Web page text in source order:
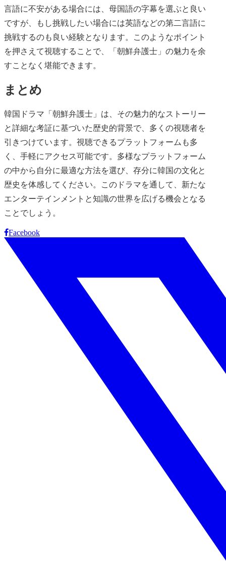
言語に不安がある場合には、母国語の字幕を選ぶと良い
ですが、もし挑戦したい場合には英語などの第二言語に
挑戦するのも良い経験となります。このようなポイント
を押さえて視聴することで、「朝鮮弁護士」の魅力を余
すことなく堪能できます。
まとめ
韓国ドラマ「朝鮮弁護士」は、その魅力的なストーリー
と詳細な考証に基づいた歴史的背景で、多くの視聴者を
引きつけています。視聴できるプラットフォームも多
く、手軽にアクセス可能です。多様なプラットフォーム
の中から自分に最適な方法を選び、存分に韓国の文化と
歴史を体感してください。このドラマを通して、新たな
エンターテインメントと知識の世界を広げる機会となる
ことでしょう。
Facebook